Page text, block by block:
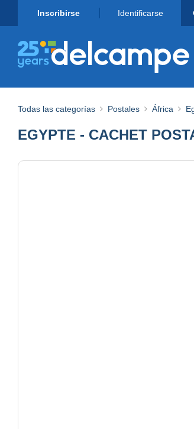
Inscribirse Identificarse
Todas las categorías Postales África
EGYPTE - CACHET